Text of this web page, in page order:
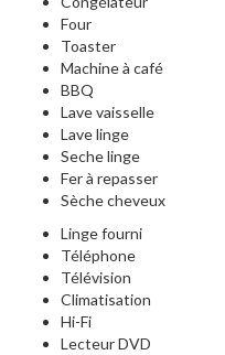
Four
Toaster
Machine à café
BBQ
Lave vaisselle
Lave linge
Seche linge
Fer à repasser
Sèche cheveux
Linge fourni
Téléphone
Télévision
Climatisation
Hi-Fi
Lecteur DVD